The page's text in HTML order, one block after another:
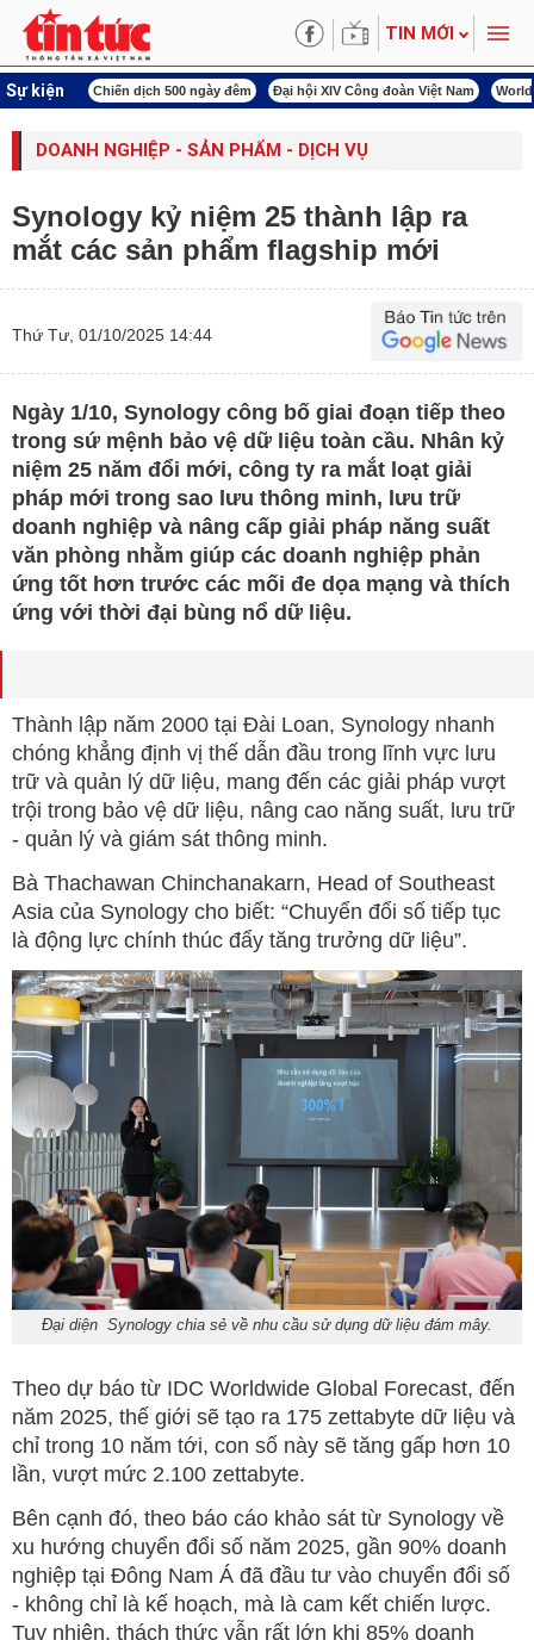
TIN MỚI
Sự kiện
ngày đêm Đại hội XIV Công đoàn Việt Nam World Cup 2026 Kỳ họp thứ
DOANH NGHIỆP - SẢN PHẨM - DỊCH VỤ
Synology kỷ niệm 25 thành lập ra
mắt các sản phẩm flagship mới
Thứ Tư, 01/10/2025 14:44
Ngày 1/10, Synology công bố giai đoạn tiếp theo
trong sứ mệnh bảo vệ dữ liệu toàn cầu. Nhân kỷ
niệm 25 năm đổi mới, công ty ra mắt loạt giải
pháp mới trong sao lưu thông minh, lưu trữ
doanh nghiệp và nâng cấp giải pháp năng suất
văn phòng nhằm giúp các doanh nghiệp phản
ứng tốt hơn trước các mối đe dọa mạng và thích
ứng với thời đại bùng nổ dữ liệu.
Thành lập năm 2000 tại Đài Loan, Synology nhanh
chóng khẳng định vị thế dẫn đầu trong lĩnh vực lưu
trữ và quản lý dữ liệu, mang đến các giải pháp vượt
trội trong bảo vệ dữ liệu, nâng cao năng suất, lưu trữ
- quản lý và giám sát thông minh.
Bà Thachawan Chinchanakarn, Head of Southeast
Asia của Synology cho biết: “Chuyển đổi số tiếp tục
là động lực chính thúc đẩy tăng trưởng dữ liệu”.
Đại diện Synology chia sẻ về nhu cầu sử dụng dữ liệu đám mây.
Theo dự báo từ IDC Worldwide Global Forecast, đến
năm 2025, thế giới sẽ tạo ra 175 zettabyte dữ liệu và
chỉ trong 10 năm tới, con số này sẽ tăng gấp hơn 10
lần, vượt mức 2.100 zettabyte.
Bên cạnh đó, theo báo cáo khảo sát từ Synology về
xu hướng chuyển đổi số năm 2025, gần 90% doanh
nghiệp tại Đông Nam Á đã đầu tư vào chuyển đổi số
- không chỉ là kế hoạch, mà là cam kết chiến lược.
Tuy nhiên, thách thức vẫn rất lớn khi 85% doanh